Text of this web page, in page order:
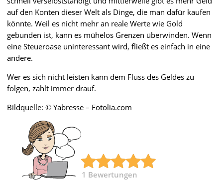
auf den Konten dieser Welt als Dinge, die man dafür kaufen
könnte. Weil es nicht mehr an reale Werte wie Gold
gebunden ist, kann es mühelos Grenzen überwinden. Wenn
eine Steueroase uninteressant wird, fließt es einfach in eine
andere.
Wer es sich nicht leisten kann dem Fluss des Geldes zu
folgen, zahlt immer drauf.
Bildquelle: © Yabresse – Fotolia.com
1 Bewertungen